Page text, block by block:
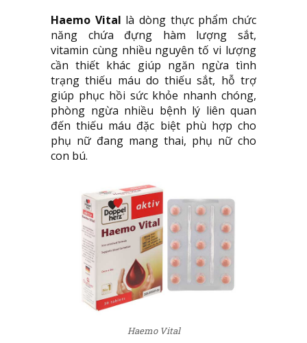
Haemo Vital là dòng thực phẩm chức
năng chứa đựng hàm lượng sắt,
vitamin cùng nhiều nguyên tố vi lượng
cần thiết khác giúp ngăn ngừa tình
trạng thiếu máu do thiếu sắt, hỗ trợ
giúp phục hồi sức khỏe nhanh chóng,
phòng ngừa nhiều bệnh lý liên quan
đến thiếu máu đặc biệt phù hợp cho
phụ nữ đang mang thai, phụ nữ cho
con bú.
Haemo Vital